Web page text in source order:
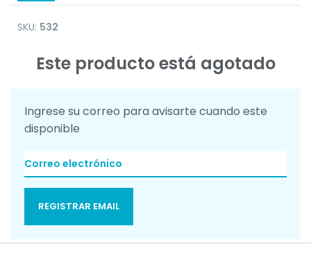
SKU: 532
Este producto está agotado
Ingrese su correo para avisarte cuando este
disponible
REGISTRAR EMAIL